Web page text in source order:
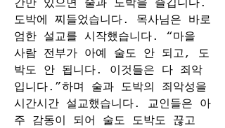
간만 있으면 술과 도박을 즐깁니다.
도박에 찌들었습니다. 목사님은 바로
엄한 설교를 시작했습니다. “마을
사람 전부가 아예 술도 안 되고, 도
박도 안 됩니다. 이것들은 다 죄악
입니다.”하며 술과 도박의 죄악성을
시간시간 설교했습니다. 교인들은 아
주 감동이 되어 술도 도박도 끊고